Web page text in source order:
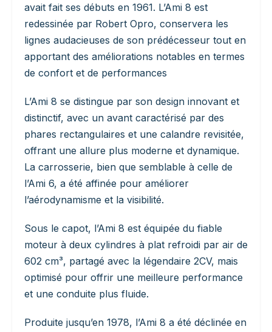
avait fait ses débuts en 1961. L’Ami 8 est
redessinée par Robert Opro, conservera les
lignes audacieuses de son prédécesseur tout en
apportant des améliorations notables en termes
de confort et de performances
L’Ami 8 se distingue par son design innovant et
distinctif, avec un avant caractérisé par des
phares rectangulaires et une calandre revisitée,
offrant une allure plus moderne et dynamique.
La carrosserie, bien que semblable à celle de
l’Ami 6, a été affinée pour améliorer
l’aérodynamisme et la visibilité.
Sous le capot, l’Ami 8 est équipée du fiable
moteur à deux cylindres à plat refroidi par air de
602 cm³, partagé avec la légendaire 2CV, mais
optimisé pour offrir une meilleure performance
et une conduite plus fluide.
Produite jusqu’en 1978, l’Ami 8 a été déclinée en